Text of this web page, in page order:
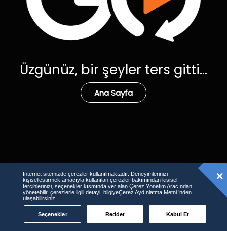
Üzgünüz, bir şeyler ters gitti...
Ana Sayfa
İnternet sitemizde çerezler kullanılmaktadır. Deneyimlerinizi
kişiselleştirmek amacıyla kullanılan çerezler bakımından kişisel
tercihlerinizi, seçenekler kısmında yer alan Çerez Yönetim Aracından
yönetebilir, çerezlerle ilgili detaylı bilgiyeÇerez Aydınlatma Metni’nden
ulaşabilirsiniz.
Seçenekler Reddet Kabul Et